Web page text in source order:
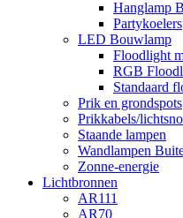
Hanglamp
Partykoelers
LED Bouwlamp
Floodlight
RGB
Standaard
Prik en grondspots
Prikkabels/
Staande lampen
Wandlampen
Zonne-energie
Lichtbronnen
AR111
AR70